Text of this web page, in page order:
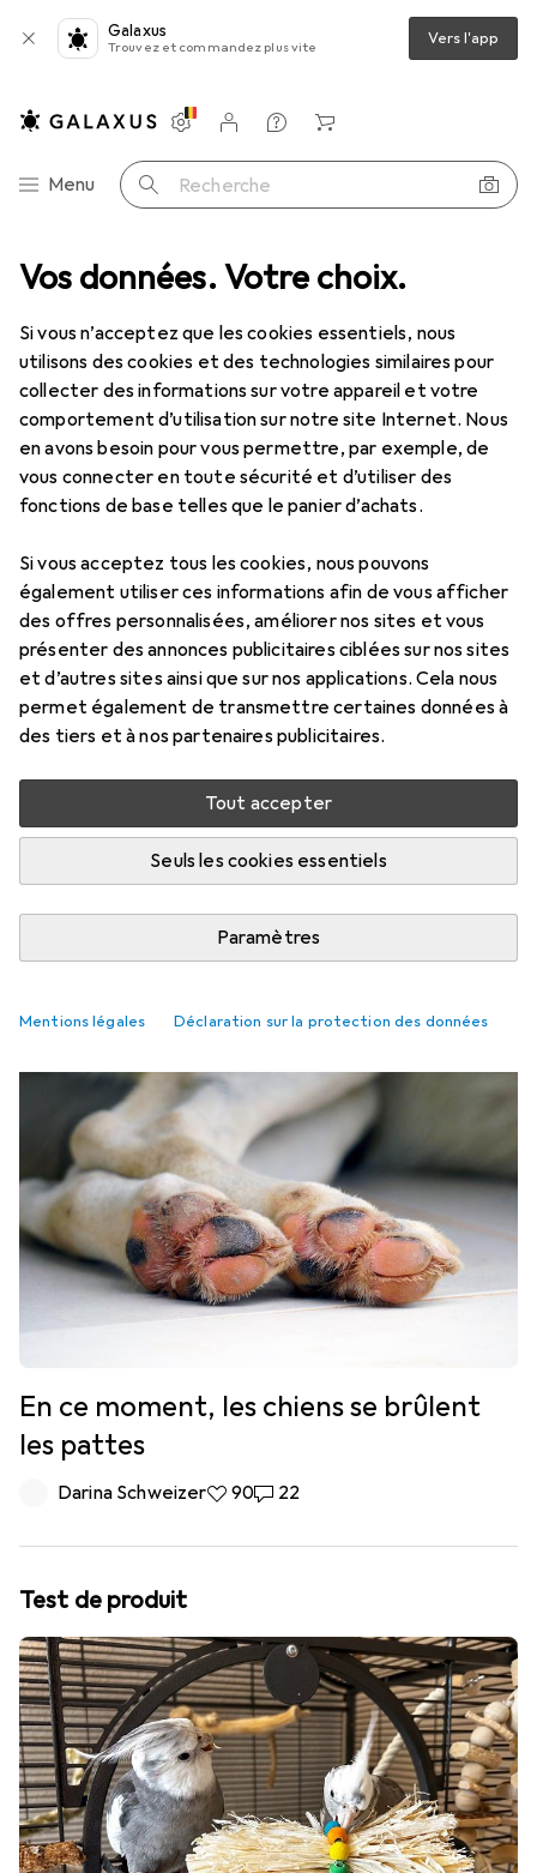
Vos données. Votre choix.
Si vous n’acceptez que les cookies essentiels, nous
utilisons des cookies et des technologies similaires pour
collecter des informations sur votre appareil et votre
comportement d’utilisation sur notre site Internet. Nous
en avons besoin pour vous permettre, par exemple, de
vous connecter en toute sécurité et d’utiliser des
fonctions de base telles que le panier d’achats.
Si vous acceptez tous les cookies, nous pouvons
également utiliser ces informations afin de vous afficher
des offres personnalisées, améliorer nos sites et vous
présenter des annonces publicitaires ciblées sur nos sites
et d’autres sites ainsi que sur nos applications. Cela nous
permet également de transmettre certaines données à
des tiers et à nos partenaires publicitaires.
Tout accepter
Seuls les cookies essentiels
Paramètres
Mentions légales Déclaration sur la protection des données
Galaxus
Trouvez et commandez plus vite Vers l'app
Navigation par catégorie
Menu Recherche
Paramètres
Compte client
Listes de comparaison
Listes d'envies
Panier
Tout l'assortiment Animaux domestiques Chiens
Chiens
DécouvrirForum
Best-seller
Niches pour chiens les plus vendus
En ce moment, les chiens se brûlent
les pattes
Darina Schweizer90 likes
9022 commentaires
22
Test de produit